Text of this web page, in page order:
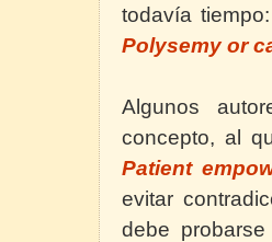
todavía tiempo:
Polysemy or
Algunos
concepto, al
Patient
evitar
debe